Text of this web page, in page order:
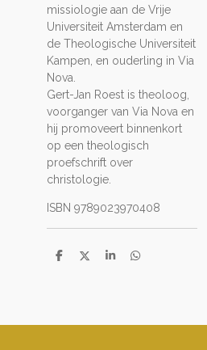
missiologie aan de Vrije
Universiteit Amsterdam en
de Theologische Universiteit
Kampen, en ouderling in Via
Nova.
Gert-Jan Roest is theoloog,
voorganger van Via Nova en
hij promoveert binnenkort
op een theologisch
proefschrift over
christologie.
ISBN 9789023970408
D
D
S
D